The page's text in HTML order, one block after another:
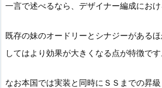
一言で述べるなら、デザイナー編成におけ
既存の妹のオードリーとシナジーがある
してはより効果が大きくなる点が特徴です
なお本国では実装と同時にＳＳまでの昇